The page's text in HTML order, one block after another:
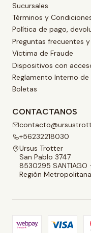
Sucursales
Términos y
Política de pago,
Preguntas frecuentes
Víctima de Fraude
Dispositivos con
Reglamento Interno de
Boletas
CONTACTANOS
+56232218030
Ursus Trotter
San Pablo 3747
8530295
Región